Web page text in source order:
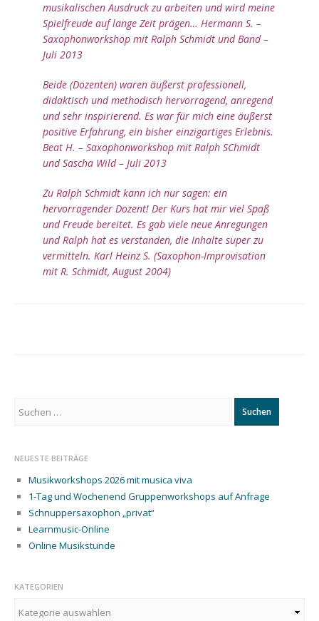
JAZZSTANDARDS IN
EINER TONART
RÜCKBLICK 2019
ORTE FÜR DIE
VERANSTALTUNGEN
TERMINE – AKTUELL
TERMINE 2023
„RHYTHMISCH
ANMELDUNG
ONLINE
ANMELDUNG
ANMELDUNG BAND
WEBINAR BAND IN A
BOX
SCHNUPPERSAXOPHON
FÜR ALLE
INSTRUMENTE MIT
musikalischen Ausdruck zu arbeiten und wird meine
Spielfreude auf lange Zeit prägen… Hermann S. –
Saxophonworkshop mit Ralph Schmidt und Band –
Juli 2013
Beide (Dozenten) waren äußerst professionell,
didaktisch und methodisch hervorragend, anregend
und sehr inspirierend. Es war für mich eine äußerst
positive Erfahrung, ein bisher einzigartiges Erlebnis.
Beat H. – Saxophonworkshop mit Ralph SChmidt
und Sascha Wild – Juli 2013
Zu Ralph Schmidt kann ich nur sagen: ein
hervorragender Dozent! Der Kurs hat mir viel Spaß
und Freude bereitet. Es gab viele neue Anregungen
und Ralph hat es verstanden, die Inhalte super zu
vermitteln. Karl Heinz S. (Saxophon-Improvisation
mit R. Schmidt, August 2004)
nach:
NEUESTE BEITRÄGE
Musikworkshops 2026 mit musica viva
1-Tag und Wochenend Gruppenworkshops auf Anfrage
Schnuppersaxophon „privat“
Learnmusic-Online
Online Musikstunde
KATEGORIEN